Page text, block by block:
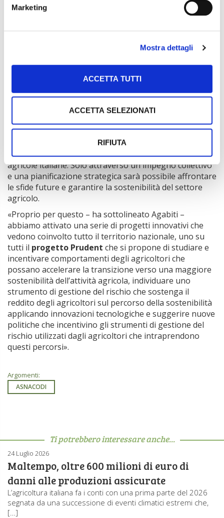
Marketing
Mostra dettagli
ACCETTA TUTTI
ACCETTA SELEZIONATI
RIFIUTA
istituzioni. È indispensabile sviluppare specifiche
partnership tra pubblico e privato per affrontare le
assicurative per mitigare le perdite dovute ad eventi
Questo rappresenta solo il primo passo verso una
cooperazione più ampia e strutturata» – ha concluso
Berti.
Guardare avanti
L’assemblea di Asnacodi Italia ha voluto ribadire
l’importanza di guardare avanti con determinazione e di
adottare misure concrete per supportare le imprese
agricole italiane. Solo attraverso un impegno collettivo
e una pianificazione strategica sarà possibile affrontare
le sfide future e garantire la sostenibilità del settore
agricolo.
«Proprio per questo – ha sottolineato Agabiti –
abbiamo attivato una serie di progetti innovativi che
vedono coinvolto tutto il territorio nazionale, uno su
tutti il progetto Prudent che si propone di studiare e
incentivare comportamenti degli agricoltori che
possano accelerare la transizione verso una maggiore
sostenibilità dell’attività agricola, individuare uno
strumento di gestione del rischio che sostenga il
reddito degli agricoltori sul percorso della sostenibilità
applicando innovazioni tecnologiche e suggerire nuove
politiche che incentivino gli strumenti di gestione del
rischio utilizzati dagli agricoltori che intraprendono
questi percorsi».
Argomenti:
ASNACODI
Ti potrebbero interessare anche...
24 Luglio 2026
Maltempo, oltre 600 milioni di euro di
danni alle produzioni assicurate
L’agricoltura italiana fa i conti con una prima parte del 2026
segnata da una successione di eventi climatici estremi che,
[…]